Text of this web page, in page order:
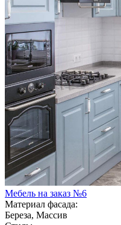
Мебель на заказ №6
Материал фасада:
Береза, Массив